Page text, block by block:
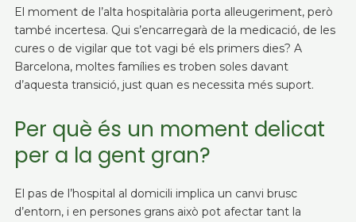
El moment de l’alta hospitalària porta alleugeriment, però
també incertesa. Qui s’encarregarà de la medicació, de les
cures o de vigilar que tot vagi bé els primers dies? A
Barcelona, ​​moltes famílies es troben soles davant
d’aquesta transició, just quan es necessita més suport.
Per què és un moment delicat
per a la gent gran?
El pas de l’hospital al domicili implica un canvi brusc
d’entorn, i en persones grans això pot afectar tant la